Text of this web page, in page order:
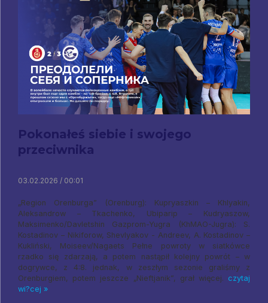
Pokonałeś siebie i swojego
przeciwnika
03.02.2026 / 00:01
„Region Orenburga” (Orenburg): Kupryaszkin – Khlyakin,
Aleksandrow – Tkachenko, Ubiparip – Kudryaszow,
Maksimenko/Davletshin Gazprom-Yugra (KhMAO-Jugra): S.
Kostadinov – Nikiforow, Shevlyakov - Andreev, A. Kostadinov –
Kukliński, Moiseev/Nagaets Pełne powroty w siatkówce
rzadko się zdarzają, a potem nastąpił kolejny powrót – w
dogrywce, z 4:8. jednak, w zeszłym sezonie graliśmy z
Orenburgiem, potem jeszcze „Nieftjanik”, grał więcej. czytaj
wi?cej »